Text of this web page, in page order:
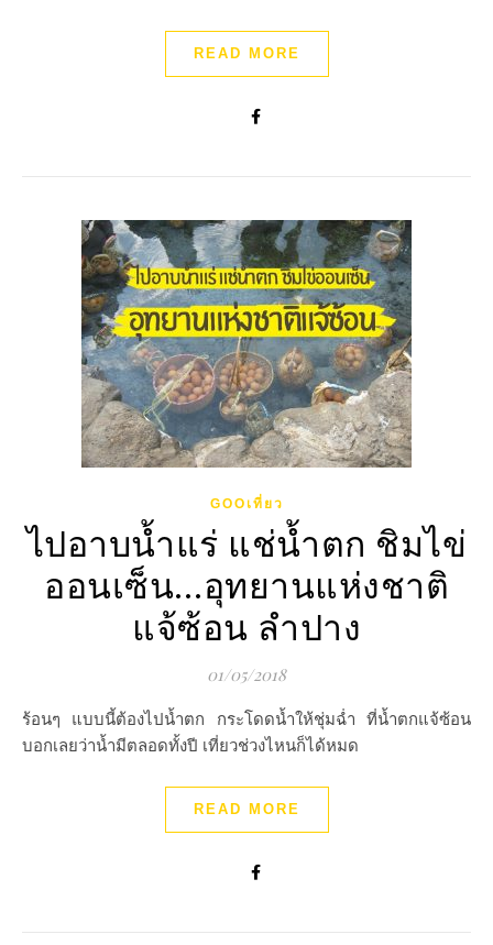
READ MORE
GOOเที่ยว
ไปอาบน้ำแร่ แช่น้ำตก ชิมไข่
ออนเซ็น…อุทยานแห่งชาติ
แจ้ซ้อน ลำปาง
01/05/2018
ร้อนๆ แบบนี้ต้องไปน้ำตก กระโดดน้ำให้ชุ่มฉ่ำ ที่น้ำตกแจ้ซ้อน
บอกเลยว่าน้ำมีตลอดทั้งปี เที่ยวช่วงไหนก็ได้หมด
READ MORE